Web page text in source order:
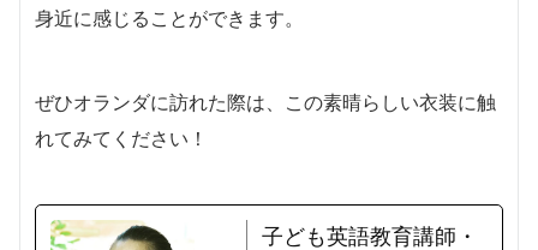
身近に感じることができます。
ぜひオランダに訪れた際は、この素晴らしい衣装に触
れてみてください！
子ども英語教育講師・